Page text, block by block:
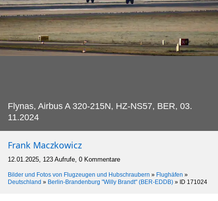
Flynas, Airbus A 320-215N, HZ-NS57, BER, 03.
11.2024
Frank Maczkowicz
12.01.2025, 123 Aufrufe, 0 Kommentare
Bilder und Fotos von Flugzeugen und Hubschraubern » Flughäfen »
Deutschland » Berlin-Brandenburg "Willy Brandt" (BER-EDDB) » ID 171024